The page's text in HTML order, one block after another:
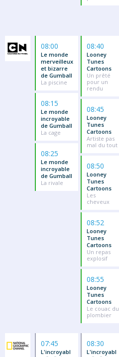
08:00
Le monde
merveilleux
et bizarre
de Gumball
La piscine
08:15
Le monde
incroyable
de Gumball
La cage
08:25
Le monde
incroyable
de Gumball
La rivale
08:40
Looney
Tunes
Cartoons
Un prêté
pour un
rendu
08:45
Looney
Tunes
Cartoons
Artiste pas
mal du tout
08:50
Looney
Tunes
Cartoons
Les
cheveux
08:52
Looney
Tunes
Cartoons
Un repas
explosif
08:55
Looney
Tunes
Cartoons
Le couac du
plombier
07:45
L'incroyabl
08:30
L'incroyabl